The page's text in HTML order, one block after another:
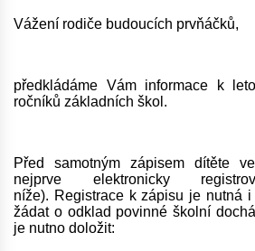
Vážení rodiče budoucích prvňáčků,
předkládáme Vám informace k
ročníků základních škol.
Před samotným zápisem dítěte
nejprve elektronicky
níže). Registrace k zápisu je nutná
žádat o odklad povinné školní
je nutno doložit: